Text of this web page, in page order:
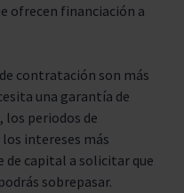
ofrecen financiación a
contratación son más
una garantía de
los periodos de
intereses más
de capital a solicitar que
sobrepasar.